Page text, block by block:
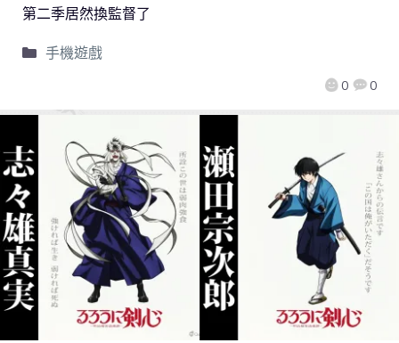
0 0
第二季居然換監督了
手機遊戲